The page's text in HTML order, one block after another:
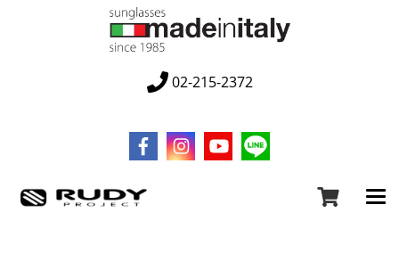
02-215-2372